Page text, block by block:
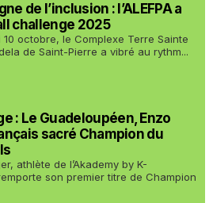
de l’inclusion : l’ALEFPA a
challenge 2025
octobre, le Complexe Terre Sainte
de Saint-Pierre a vibré au rythm...
: Le Guadeloupéen, Enzo
sacré Champion du
athlète de l’Akademy by K-
son premier titre de Champion